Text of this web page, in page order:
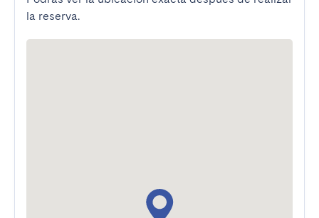
la reserva.